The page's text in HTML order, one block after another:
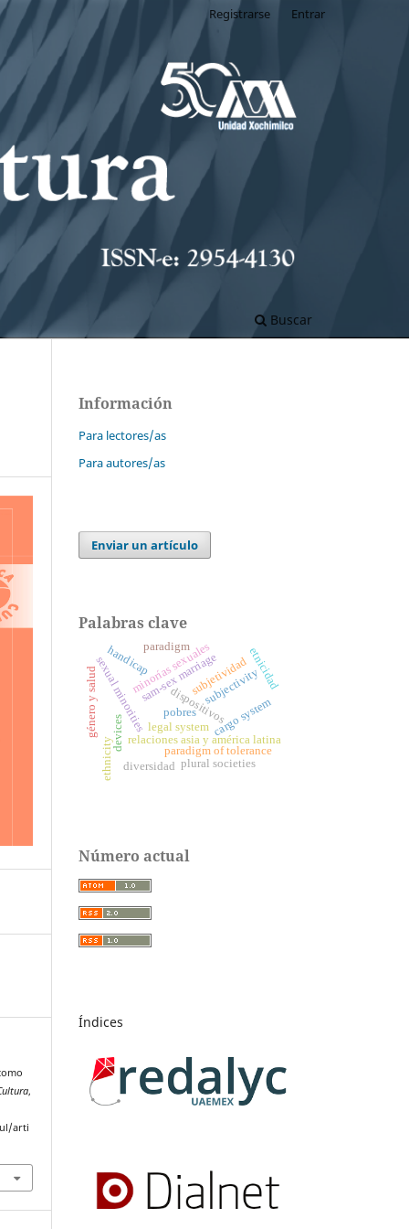
Buscar
Registrarse Entrar
,
arti
Información
Para lectores/as
Para autores/as
Enviar un artículo
Palabras clave
relaciones asia y américa latina
cargo system
dispositivos
pobres
subjectivity
subjetividad
sam-sex marriage
paradigm of tolerance
sexual minoritiesminorías sexuales
devices
ethnicity
etnicidad
legal system
paradigm
plural societies
género y salud
handicap
diversidad
Número actual
Índices